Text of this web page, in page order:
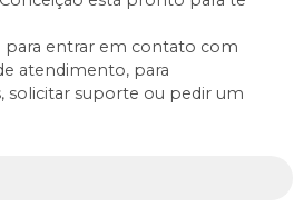
entrar em contato com
atendimento, para
solicitar suporte ou pedir um